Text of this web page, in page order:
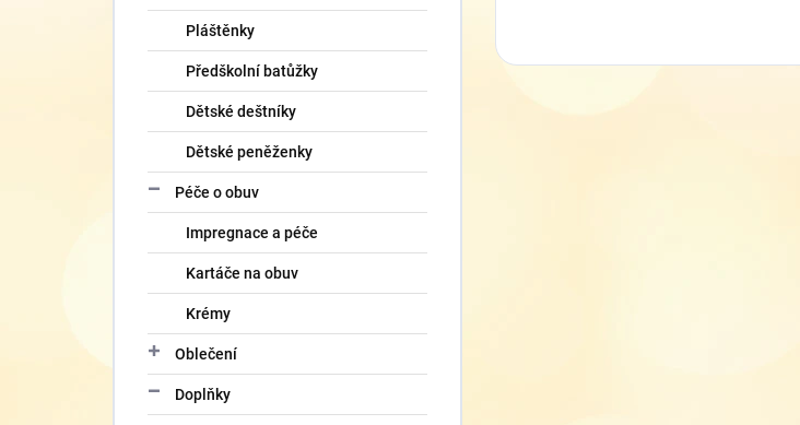
Pláštěnky
Předškolní batůžky
Dětské deštníky
Dětské peněženky
Péče o obuv
Impregnace a péče
Kartáče na obuv
Krémy
Oblečení
Doplňky